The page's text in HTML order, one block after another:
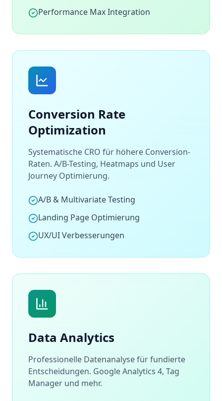
Performance Max Integration
Conversion Rate
Optimization
Systematische CRO für höhere Conversion-
Raten. A/B-Testing, Heatmaps und User
Journey Optimierung.
A/B & Multivariate Testing
Landing Page Optimierung
UX/UI Verbesserungen
Data Analytics
Professionelle Datenanalyse für fundierte
Entscheidungen. Google Analytics 4, Tag
Manager und mehr.